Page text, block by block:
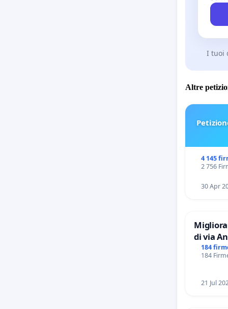
I tuoi
Altre
4 145
2 756
30 Apr
di via Anton Giulio
Tieri
184
184
21 Jul